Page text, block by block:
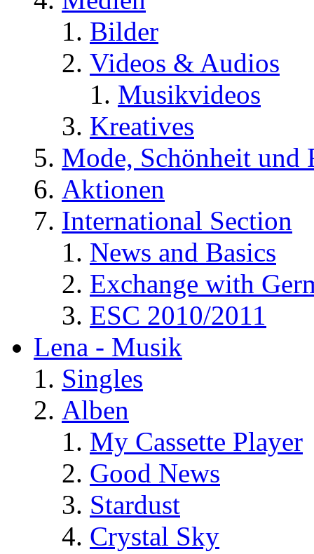
Bilder
Videos & Audios
Musikvideos
Kreatives
Mode, Schönheit und
Aktionen
International Section
News and Basics
Exchange with
ESC 2010/2011
Lena - Musik
Singles
Alben
My Cassette Player
Good News
Stardust
Crystal Sky